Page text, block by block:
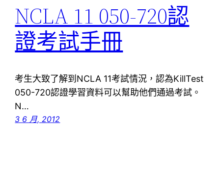
NCLA 11 050-720認
證考試手冊
考生大致了解到NCLA 11考試情況，認為KillTest
050-720認證學習資料可以幫助他們通過考試。
N…
3 6 月, 2012